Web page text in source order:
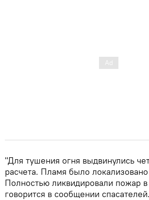
"Для тушения огня выдвинулись
расчета. Пламя было локализовано
Полностью ликвидировали пожар
говорится в сообщении спасателей.